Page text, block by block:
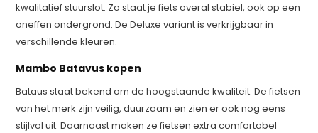
kwalitatief stuurslot. Zo staat je fiets overal stabiel, ook op een
oneffen ondergrond. De Deluxe variant is verkrijgbaar in
verschillende kleuren.
Mambo Batavus kopen
Bataus staat bekend om de hoogstaande kwaliteit. De fietsen
van het merk zijn veilig, duurzaam en zien er ook nog eens
stijlvol uit. Daarnaast maken ze fietsen extra comfortabel